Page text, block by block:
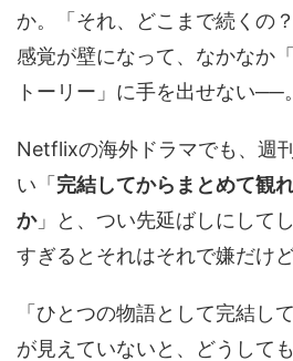
か。「それ、どこまで続くの
感覚が壁になって、なかなか
トーリー」に手を出せない──。
Netflixの海外ドラマでも、週
い「 完結してからまとめて観
か」と、つい先延ばしにして
すぎるとそれはそれで嫌だけど
「ひとつの物語として完結し
が見えていないと、どうして